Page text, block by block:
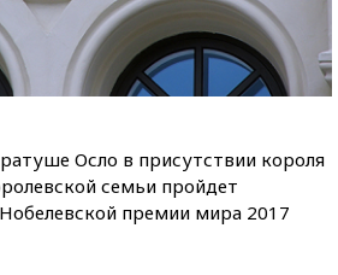
Осло в присутствии короля
семьи пройдет
премии мира 2017